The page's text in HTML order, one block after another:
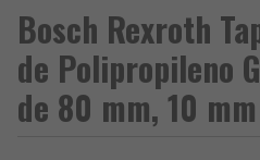
Bosch Rexroth
de Polipropileno
de 80 mm, 10 mm